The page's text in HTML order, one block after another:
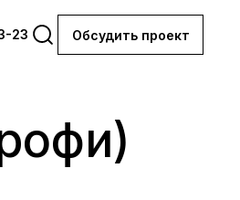
23 Обсудить проект